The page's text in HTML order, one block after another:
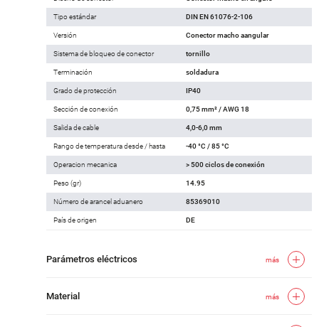
Tipo estándar DIN EN 61076-2-106
Versión Conector macho aangular
Sistema de bloqueo de conector tornillo
Terminación soldadura
Grado de protección IP40
Sección de conexión 0,75 mm² / AWG 18
Salida de cable 4,0-6,0 mm
Rango de temperatura desde / hasta -40 °C / 85 °C
Operacion mecanica > 500 ciclos de conexión
Peso (gr) 14.95
Número de arancel aduanero 85369010
País de origen DE
Parámetros eléctricos más
Material más